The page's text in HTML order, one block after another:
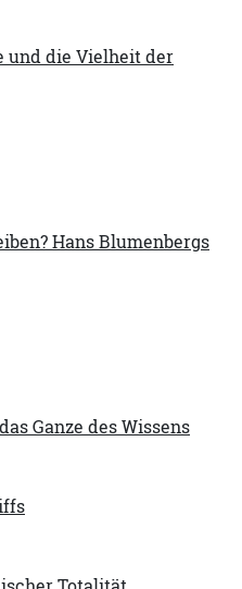
und die Vielheit der
Hans Blumenbergs
Ganze des Wissens